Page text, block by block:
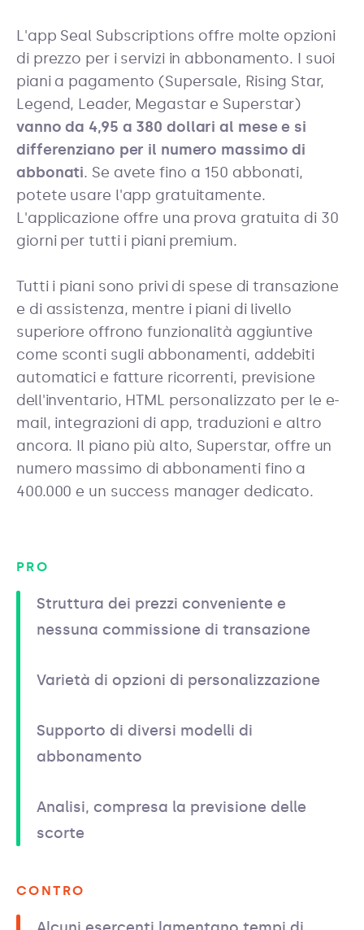
L'app Seal Subscriptions offre molte opzioni
di prezzo per i servizi in abbonamento. I suoi
piani a pagamento (Supersale, Rising Star,
Legend, Leader, Megastar e Superstar)
vanno da 4,95 a 380 dollari al mese e si
differenziano per il numero massimo di
abbonati. Se avete fino a 150 abbonati,
potete usare l'app gratuitamente.
L'applicazione offre una prova gratuita di 30
giorni per tutti i piani premium.
Tutti i piani sono privi di spese di transazione
e di assistenza, mentre i piani di livello
superiore offrono funzionalità aggiuntive
come sconti sugli abbonamenti, addebiti
automatici e fatture ricorrenti, previsione
dell'inventario, HTML personalizzato per le e-
mail, integrazioni di app, traduzioni e altro
ancora. Il piano più alto, Superstar, offre un
numero massimo di abbonamenti fino a
400.000 e un success manager dedicato.
PRO
Struttura dei prezzi conveniente e
nessuna commissione di transazione
Varietà di opzioni di personalizzazione
Supporto di diversi modelli di
abbonamento
Analisi, compresa la previsione delle
scorte
CONTRO